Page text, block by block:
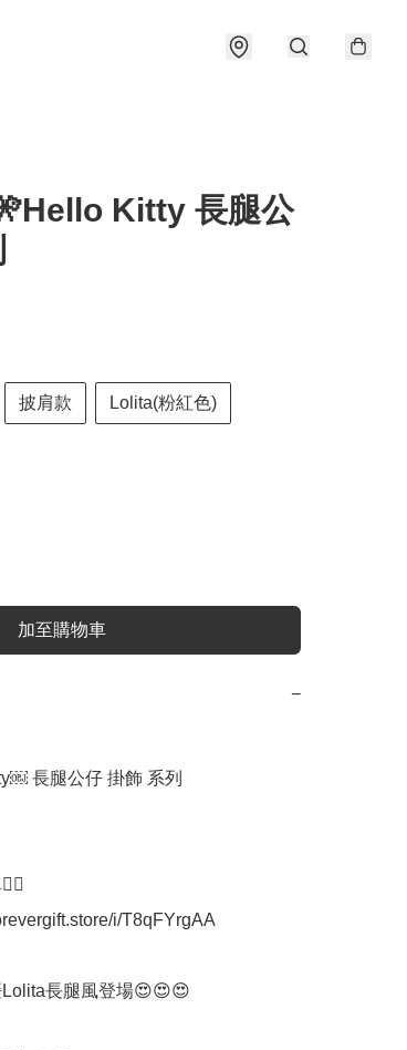
Kitty 長腿公
披肩款 Lolita(粉紅色)
加至購物車
−
長腿公仔 掛飾 系列
i/T8qFYrgAA
長腿風登場😍😍😍